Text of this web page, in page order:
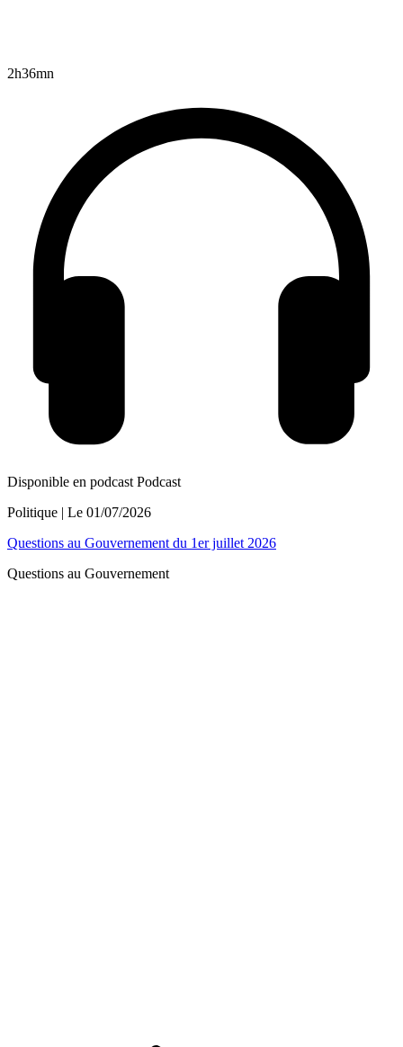
2h36mn
Disponible en podcast Podcast
Politique | Le 01/07/2026
Questions au Gouvernement du 1er juillet 2026
Questions au Gouvernement